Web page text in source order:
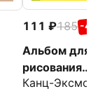
111 185 -
Альбом для
рисования
"Волшебная
Канц-Эксмо